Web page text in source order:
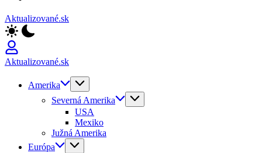
Aktualizované.sk
Aktualizované.sk
Amerika
Severná Amerika
USA
Mexiko
Južná Amerika
Európa